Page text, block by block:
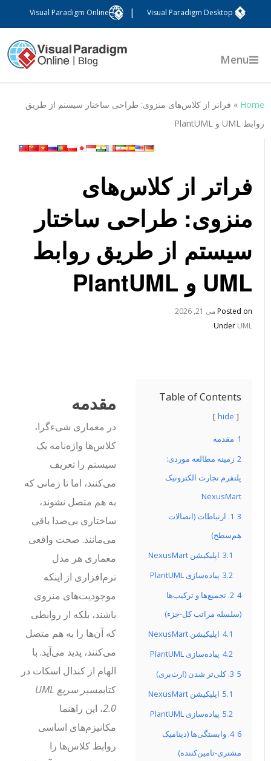
Visual Paradigm Desktop
Visual Paradigm Online
Menu
Home
» فراتر از کلاس‌های منزوی: طراحی ساختار سیستم از طریق
روابط UML و PlantUML
فراتر از کلاس‌های
منزوی: طراحی ساختار
سیستم از طریق روابط
UML و PlantUML
Posted onمی 21, 2026
UnderUML
Table of Contents
hide
مقدمه
زمینه مطالعه موردی:
پلتفرم تجارت الکترونیک
NexusMart
1. ارتباطات (اتصالات
هم‌سطح)
3.1 اپلیکیشن NexusMart
3.2 پیاده‌سازی PlantUML
2. تجمیع‌ها و ترکیب‌ها
(سلسله مراتب کل-جزء)
4.1 اپلیکیشن NexusMart
4.2 پیاده‌سازی PlantUML
3. کلی‌تر شدن (ارث‌بری)
5.1 اپلیکیشن NexusMart
5.2 پیاده‌سازی PlantUML
4. وابستگی‌ها (دینامیک
مشتری-تامین‌کننده)
مقدمه
در معماری شیءگرا،
کلاس‌ها واژه‌نامه یک
سیستم را تعریف
می‌کنند، اما تا زمانی که
به هم متصل نشوند،
ساختاری بی‌صدا باقی
می‌مانند. صحت واقعی
معماری هر مدل
نرم‌افزاری از اینکه
موجودیت‌های منزوی
باشند، بلکه از روابطی
که آن‌ها را به هم متصل
می‌کنند، پدید می‌آید. با
الهام از کندال اسکات در
کتاب
مسیر سریع UML
2.0، این راهنما
مکانیزم‌های اساسی
روابط کلاس‌ها را